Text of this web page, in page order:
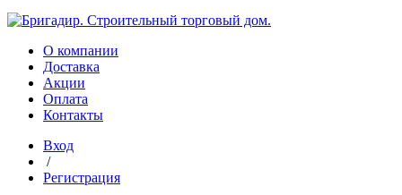
Диаметр внутренний
Длина
Длина
Единица измерения
на
630/548
L=1м
SN8
(на
отрез)
О компании
Доставка
Акции
Оплата
Контакты
Вход
/
Регистрация